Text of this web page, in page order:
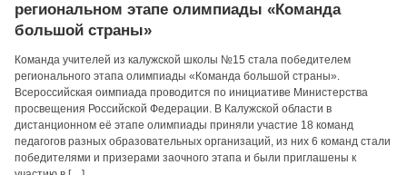
региональном этапе олимпиады «Команда
большой страны»
Команда учителей из калужской школы №15 стала победителем
регионального этапа олимпиады «Команда большой страны».
Всероссийская оимпиада проводится по инициативе Министерства
просвещения Российской Федерации. В Калужской области в
дистанционном её этапе олимпиады приняли участие 18 команд
педагогов разных образовательных организаций, из них 6 команд стали
победителями и призерами заочного этапа и были приглашены к